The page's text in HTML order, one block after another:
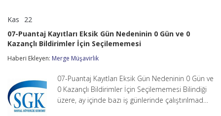
Kas 22
Kayıtları
Eksik
Nedeninin
ve
0
Kazançlı
Bildirimler
07-Puantaj Kayıtları Eksik Gün Nedeninin 0 Gün ve 0
Kazançlı Bildirimler İçin Seçilememesi
Haberi Ekleyen: Merge Müşavirlik
07-Puantaj Kayıtları Eksik Gün Nedeninin 0 Gün ve
0 Kazançlı Bildirimler İçin Seçilememesi Bilindiği
üzere, ay içinde bazı iş günlerinde çalıştırılmad…